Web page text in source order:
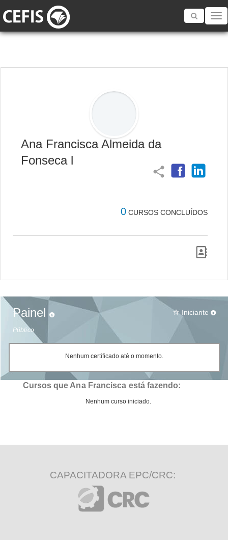
Toggle
Ana Francisca Almeida da
Fonseca l
share
0 CURSOS CONCLUÍDOS
Painel
Público
star_border Iniciante
Nenhum certificado até o momento.
Cursos que Ana Francisca está fazendo:
Nenhum curso iniciado.
CAPACITADORA EPC/CRC: